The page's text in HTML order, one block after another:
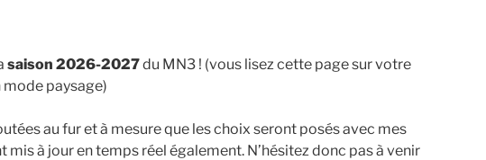
saison 2026-2027du MN3 ! (vous lisez cette page sur votre
paysage)
au fur et à mesure que les choix seront posés avec mes
mis à jour en temps réel également. N’hésitez donc pas à venir